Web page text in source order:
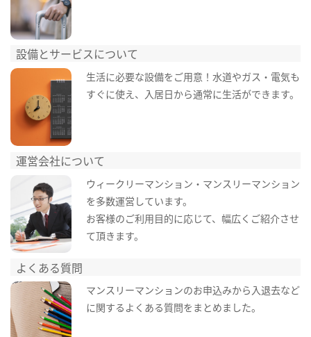
設備とサービスについて
生活に必要な設備をご用意！水道やガス・電気も
すぐに使え、入居日から通常に生活ができます。
運営会社について
ウィークリーマンション・マンスリーマンション
を多数運営しています。
お客様のご利用目的に応じて、幅広くご紹介させ
て頂きます。
よくある質問
マンスリーマンションのお申込みから入退去など
に関するよくある質問をまとめました。